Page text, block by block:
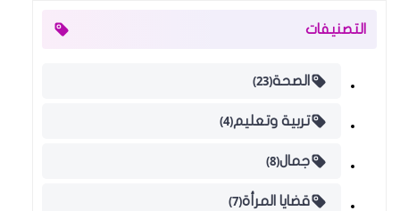
التصنيفات
الصحة(23)
تربية وتعليم(4)
جمال(8)
قضايا المرأة(7)